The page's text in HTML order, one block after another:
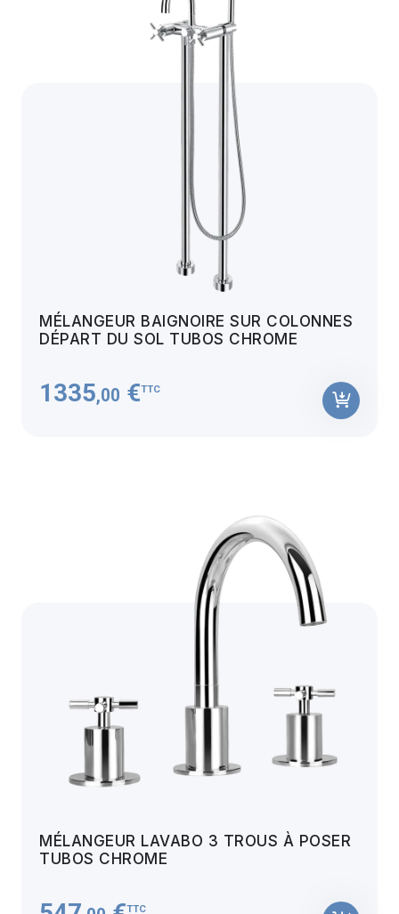
MÉLANGEUR BAIGNOIRE SUR COLONNES
DÉPART DU SOL TUBOS CHROME
1335,00 €TTC
MÉLANGEUR LAVABO 3 TROUS À POSER
TUBOS CHROME
TTC